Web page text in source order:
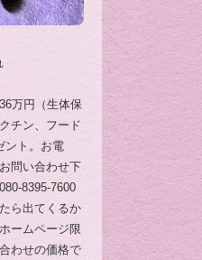
万円（生体保
チン、フード
ント。お電
問い合わせ下
8395-7600
ら出てくるか
ームページ限
わせの価格で